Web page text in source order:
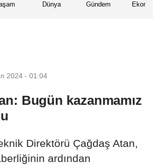
Dünya Gündem
2024 - 01:04
Bugün kazanmamız
Direktörü Çağdaş Atan,
ardından